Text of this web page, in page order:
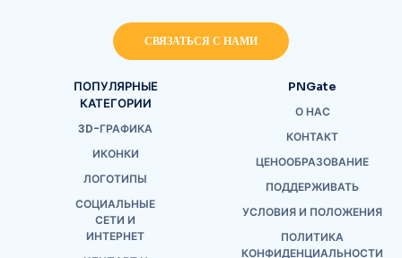
СВЯЗАТЬСЯ С НАМИ
ПОПУЛЯРНЫЕ
КАТЕГОРИИ
3D-ГРАФИКА
ИКОНКИ
ЛОГОТИПЫ
СОЦИАЛЬНЫЕ
СЕТИ И
ИНТЕРНЕТ
PNGate
О НАС
КОНТАКТ
ЦЕНООБРАЗОВАНИЕ
ПОДДЕРЖИВАТЬ
УСЛОВИЯ И ПОЛОЖЕНИЯ
ПОЛИТИКА
КОНФИДЕНЦИАЛЬНОСТИ